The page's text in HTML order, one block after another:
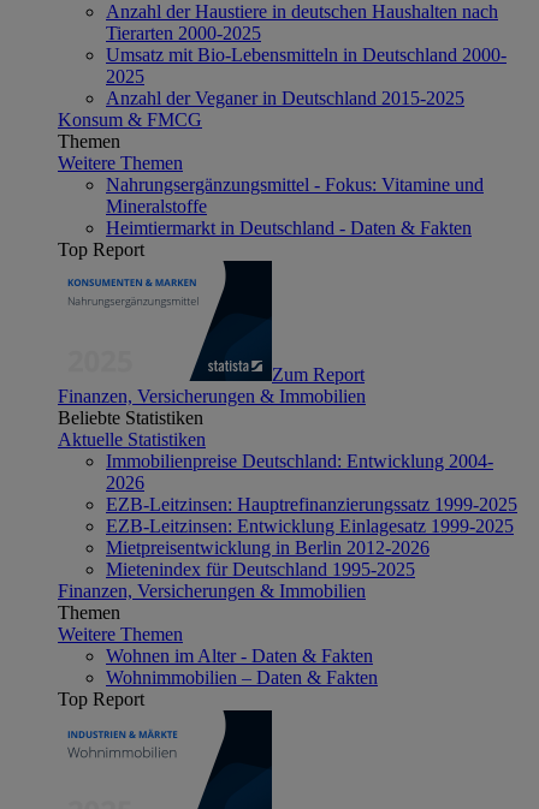
Anzahl der Haustiere in deutschen Haushalten nach
Tierarten 2000-2025
Umsatz mit Bio-Lebensmitteln in Deutschland 2000-
2025
Anzahl der Veganer in Deutschland 2015-2025
Konsum & FMCG
Themen
Weitere Themen
Nahrungsergänzungsmittel - Fokus: Vitamine und
Mineralstoffe
Heimtiermarkt in Deutschland - Daten & Fakten
Top Report
Zum Report
Finanzen, Versicherungen & Immobilien
Beliebte Statistiken
Aktuelle Statistiken
Immobilienpreise Deutschland: Entwicklung 2004-
2026
EZB-Leitzinsen: Hauptrefinanzierungssatz 1999-2025
EZB-Leitzinsen: Entwicklung Einlagesatz 1999-2025
Mietpreisentwicklung in Berlin 2012-2026
Mietenindex für Deutschland 1995-2025
Finanzen, Versicherungen & Immobilien
Themen
Weitere Themen
Wohnen im Alter - Daten & Fakten
Wohnimmobilien – Daten & Fakten
Top Report